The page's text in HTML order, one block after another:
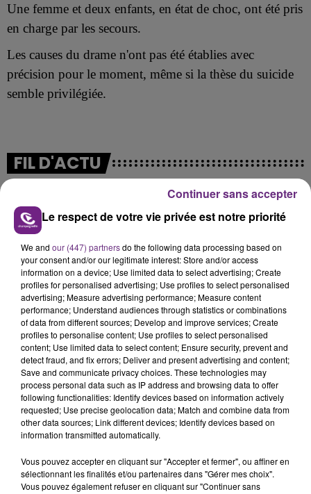
Une femme et deux enfants, en état de choc, ont été pris
en charge par les secours.
Les causes du drame n'ont pas été établies avec
précision pour le moment, même si la thèse du suicide
semble privilégiée.
FIL D'ACTU
7 août 2026
LA CENTRALE NUCLÉAIRE DE CHOOZ
TOUJOURS À L'ARRÊT
Cela fait déjà une semaine que la centrale
nucléaire ardennaise est à l'arrêt. Une situation
justifiée par la sécheresse intense qui est toujours
présente.
7 août 2026
LE MAGASIN JOUÉCLUB DE REIMS FERME
Le respect de votre vie privée est notre priorité
We and our (447) partnersdo the following data processing based on
your consent and/or our legitimate interest: Store and/or access
information on a device; Use limited data to select advertising; Create
profiles for personalised advertising; Use profiles to select personalised
advertising; Measure advertising performance; Measure content
performance; Understand audiences through statistics or combinations
of data from different sources; Develop and improve services; Create
profiles to personalise content; Use profiles to select personalised
content; Use limited data to select content; Ensure security, prevent and
detect fraud, and fix errors; Deliver and present advertising and content;
Save and communicate privacy choices. These technologies may
process personal data such as IP address and browsing data to offer
following functionalities: Identify devices based on information actively
requested; Use precise geolocation data; Match and combine data from
other data sources; Link different devices; Identify devices based on
information transmitted automatically.
Vous pouvez accepter en cliquant sur "Accepter et fermer", ou affiner en
sélectionnant les finalités et/ou partenaires dans "Gérer mes choix".
Vous pouvez également refuser en cliquant sur "Continuer sans
Continuer sans accepter